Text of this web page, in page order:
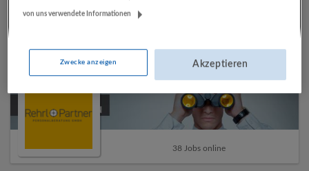
6 Jobs online
38 Jobs online
von uns verwendete Informationen
Zwecke anzeigen Akzeptieren